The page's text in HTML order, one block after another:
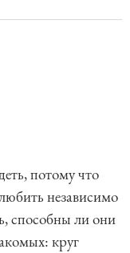
потому что
независимо
способны ли они
круг